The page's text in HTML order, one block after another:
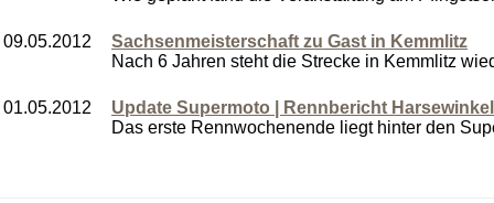
09.05.2012
Sachsenmeisterschaft zu Gast in Kemmlitz
Nach 6 Jahren steht die Strecke in Kemmlitz
01.05.2012
Update Supermoto | Rennbericht Harsewinkel
Das erste Rennwochenende liegt hinter den